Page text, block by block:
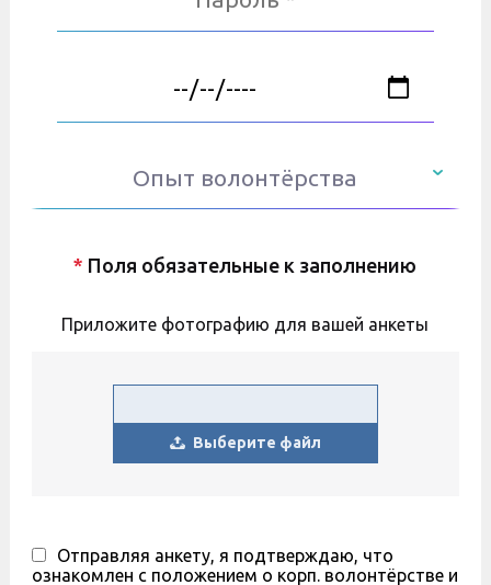
Опыт волонтёрства
* Поля обязательные к заполнению
Приложите фотографию для вашей анкеты
Выберите файл
Отправляя анкету, я подтверждаю, что
ознакомлен с положением о корп. волонтёрстве и